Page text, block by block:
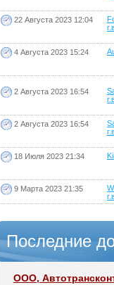
22 Августа 2023 12:04
4 Августа 2023 15:24
2 Августа 2023 16:54
2 Августа 2023 16:54
18 Июля 2023 21:34
9 Марта 2023 21:35
Последние
ООО,